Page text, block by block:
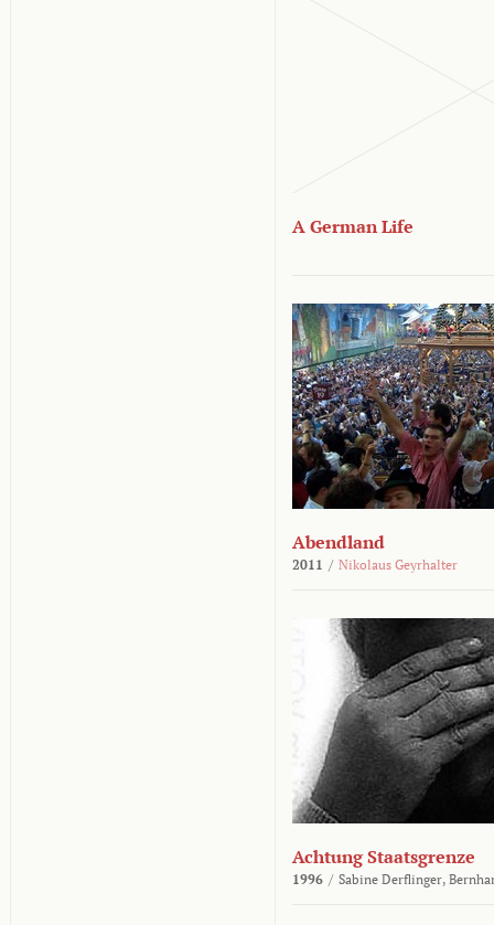
A German Life
Abendland
2011 / Nikolaus Geyrhalter
Achtung Staatsgrenze
1996 / Sabine Derflinger,